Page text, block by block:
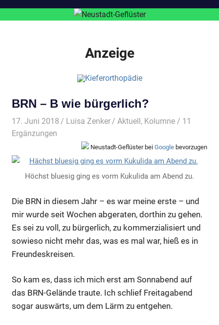
Anzeige
BRN – B wie bürgerlich?
17. Juni 2018 Luisa Zenker Aktuell, Kolumne / 11
Ergänzungen
Neustadt-Geflüster bei Google bevorzugen
Höchst bluesig ging es vorm Kukulida am Abend zu.
Die BRN in diesem Jahr – es war meine erste – und
mir wurde seit Wochen abgeraten, dorthin zu gehen.
Es sei zu voll, zu bürgerlich, zu kommerzialisiert und
sowieso nicht mehr das, was es mal war, hieß es in
Freundeskreisen.
So kam es, dass ich mich erst am Sonnabend auf
das BRN-Gelände traute. Ich schlief Freitagabend
sogar auswärts, um dem Lärm zu entgehen.